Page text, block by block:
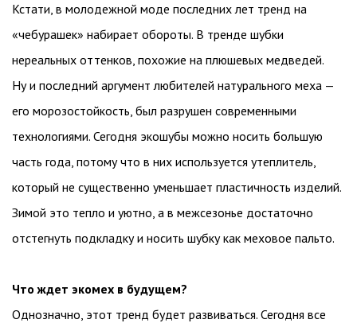
Кстати, в молодежной моде последних лет тренд на
«чебурашек» набирает обороты. В тренде шубки
нереальных оттенков, похожие на плюшевых медведей.
Ну и последний аргумент любителей натурального меха —
его морозостойкость, был разрушен современными
технологиями. Сегодня экошубы можно носить большую
часть года, потому что в них используется утеплитель,
который не существенно уменьшает пластичность изделий.
Зимой это тепло и уютно, а в межсезонье достаточно
отстегнуть подкладку и носить шубку как меховое пальто.
Что ждет экомех в будущем?
Однозначно, этот тренд будет развиваться. Сегодня все